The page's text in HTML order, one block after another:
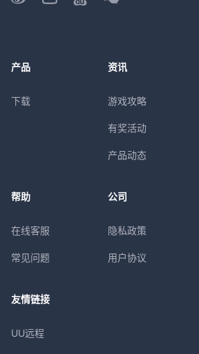
产品
下载
资讯
游戏攻略
有奖活动
产品动态
帮助
在线客服
常见问题
公司
隐私政策
用户协议
友情链接
UU远程